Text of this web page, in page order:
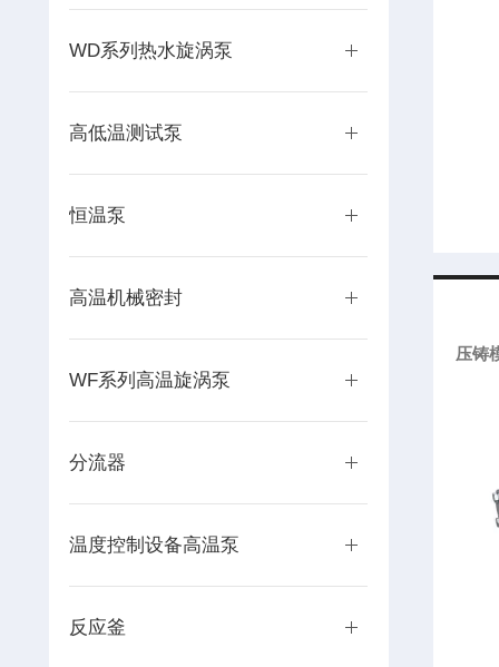
WD系列热水旋涡泵
高低温测试泵
恒温泵
高温机械密封
WF系列高温旋涡泵
分流器
温度控制设备高温泵
反应釜
压铸